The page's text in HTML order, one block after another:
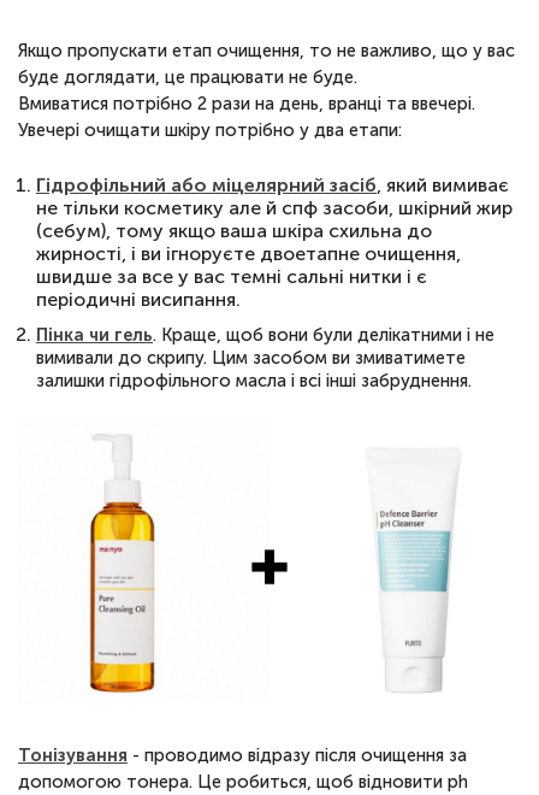
Якщо пропускати етап очищення, то не важливо, що у вас
буде доглядати, це працювати не буде.
Вмиватися потрібно 2 рази на день, вранці та ввечері.
Увечері очищати шкіру потрібно у два етапи:
Гідрофільний або міцелярний засіб , який вимиває
не тільки косметику але й спф засоби, шкірний жир
(себум), тому якщо ваша шкіра схильна до
жирності, і ви ігноруєте двоетапне очищення,
швидше за все у вас темні сальні нитки і є
періодичні висипання.
Пінка чи гель. Краще, щоб вони були делікатними і не
вимивали до скрипу. Цим засобом ви змиватимете
залишки гідрофільного масла і всі інші забруднення.
Тонізування - проводимо відразу після очищення за
допомогою тонера. Це робиться, щоб відновити ph